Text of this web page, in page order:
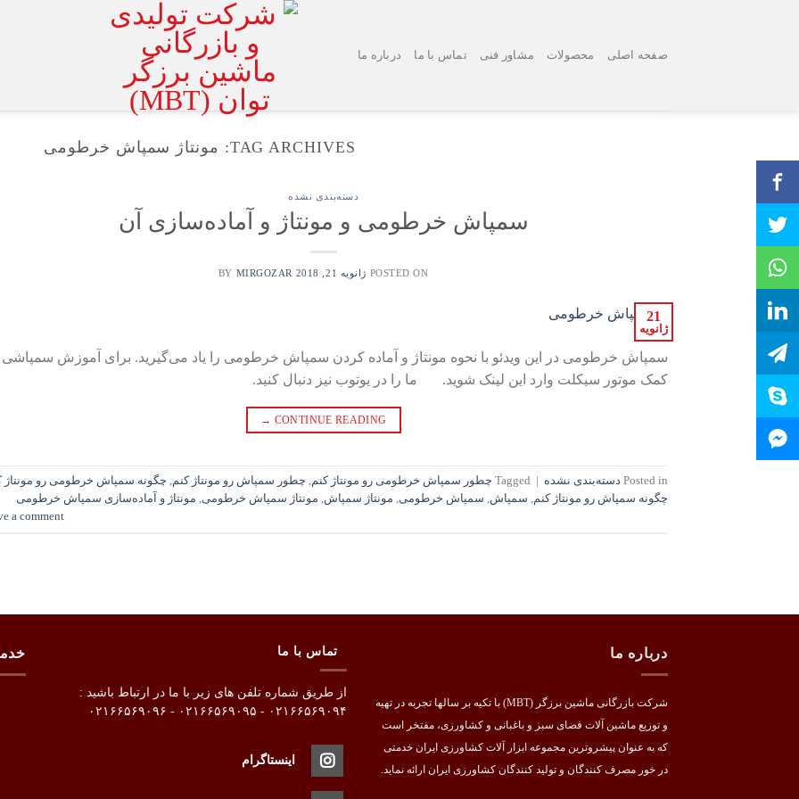
صفحه اصلی محصولات مشاور فنی تماس با ما درباره ما
TAG ARCHIVES: مونتاژ سمپاش خرطومی
دسته‌بندی نشده
سمپاش خرطومی و مونتاژ و آماده‌سازی آن
POSTED ON ژانویه 21, 2018 MIRGOZAR
21
ژانویه
سمپاش خرطومی در این ویدئو با نحوه مونتاژ و آماده کردن سمپاش خرطومی را یاد می‌گیرید. برای آموزش سمپاشی
کمک موتور سیکلت وارد این لینک شوید. ما را در یوتوب نیز دنبال کنید.
CONTINUE READING
→
Posted in دسته‌بندی نشده Tagged چطور سمپاش خرطومی رو مونتاژ کنم, چطور سمپاش رو مونتاژ کنم, چگونه سمپاش خرطومی رو مونتاژ
چگونه سمپاش رو مونتاژ کنم, سمپاش, سمپاش خرطومی, مونتاژ سمپاش, مونتاژ سمپاش خرطومی, مونتاژ و آماده‌سازی سمپاش خرطومی
a comment
درباره ما
شرکت بازرگانی ماشین برزگر (MBT) با تکیه بر سالها تجربه در تهیه
و توزیع ماشین آلات فضای سبز و باغبانی و کشاورزی، مفتخر است
که به عنوان پیشروترین مجموعه ابزار آلات کشاورزی ایران خدمتی
در خور مصرف کنندگان و تولید کنندگان کشاورزی ایران ارائه نماید.
تماس با ما
از طریق شماره تلفن های زیر با ما در ارتباط باشید :
۰۲۱۶۶۵۶۹۰۹۴ - ۰۲۱۶۶۵۶۹۰۹۵ - ۰۲۱۶۶۵۶۹۰۹۶
اینستاگرام